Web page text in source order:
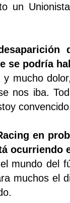
un
se podría
mucho
nos iba.
en
ocurriendo
mundo del
muchos el